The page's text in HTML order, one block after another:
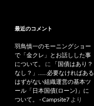
最近のコメント
羽鳥慎一のモーニングショー
で「金クレ」とお話しした事
について。
に
「国債はあり？
なし？」……必要なければある
はずがない組織運営の基本ツ
ール「日本国債(ローン)」に
ついて。 - Campsite7 より